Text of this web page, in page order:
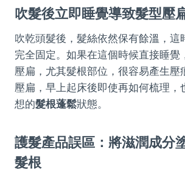
吹髮後立即睡覺導致髮型壓
吹乾頭髮後，髮絲依然保有餘溫，這
完全固定。如果在這個時候直接睡覺
壓扁，尤其髮根部位，很容易產生壓
壓扁，早上起床後即使再如何梳理，
想的髮根蓬鬆狀態。
護髮產品誤區：將滋潤成分
髮根